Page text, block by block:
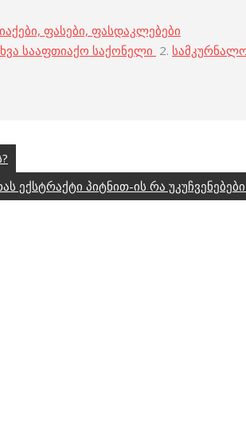
ფასები, ფასდაკლებები
სააფთიაქო საქონელი 2.
ექსტრაქტი პიტნით-ის რა უკუჩვენებები